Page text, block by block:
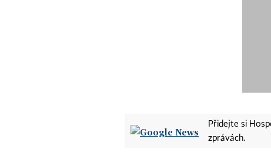
Přidejte si
zprávách.